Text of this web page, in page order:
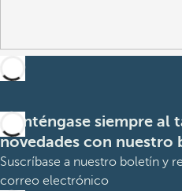
Manténgase siempre
novedades con nuestro
Suscríbase a nuestro boletín y
correo electrónico